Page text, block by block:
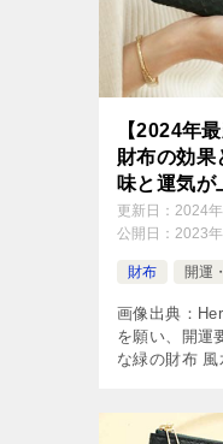
【2024年
財布の効果
味と運気が
ブランド財
更新日： 2024
公開日： 2023
財布 開運
画像出典：
を願い、開運
な緑の財布
色です。 ま